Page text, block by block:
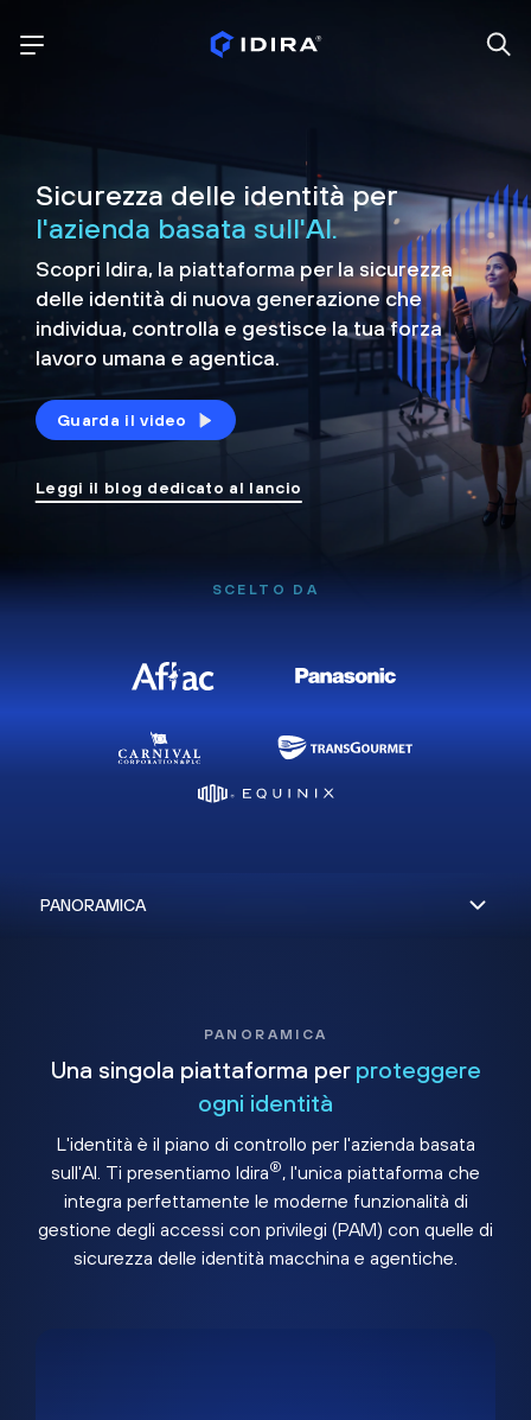
Sicurezza delle identità per
l'azienda basata sull'AI.
Scopri Idira, la piattaforma per la sicurezza
delle identità di nuova generazione che
individua, controlla e gestisce la tua forza
lavoro umana e agentica.
Guarda il video
Leggi il blog dedicato al lancio
SCELTO DA
PANORAMICA
Una singola piattaforma per proteggere
ogni identità
L'identità è il piano di controllo per l'azienda basata
sull'AI. Ti presentiamo Idira®, l'unica piattaforma che
integra perfettamente le moderne funzionalità di
gestione degli accessi con privilegi (PAM) con quelle di
sicurezza delle identità macchina e agentiche.